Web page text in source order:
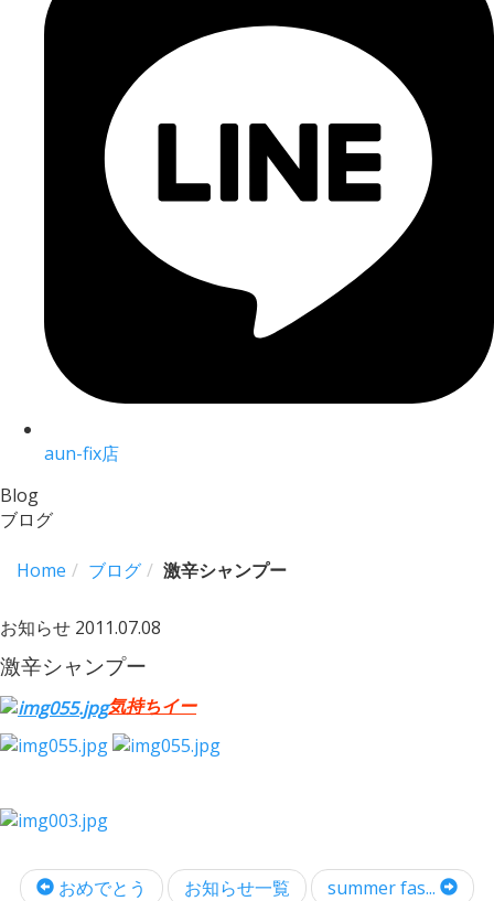
aun-fix店
Blog
ブログ
Home ブログ 激辛シャンプー
お知らせ 2011.07.08
激辛シャンプー
気持ちイー
おめでとう お知らせ一覧 summer fas...